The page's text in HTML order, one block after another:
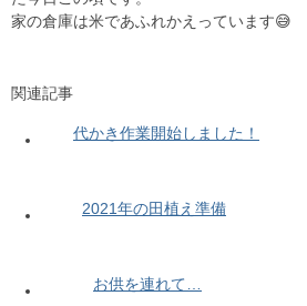
家の倉庫は米であふれかえっています😅
関連記事
代かき作業開始しました！
2021年の田植え準備
お供を連れて…